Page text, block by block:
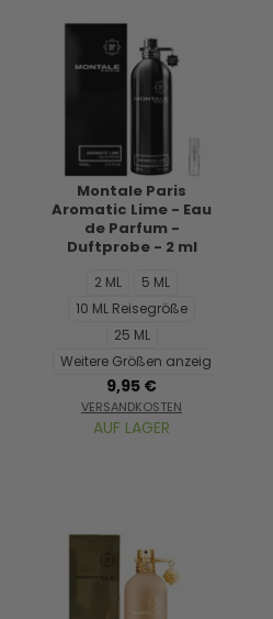
Montale Paris
Aromatic Lime - Eau
de Parfum -
Duftprobe - 2 ml
2 ML
5 ML
10 ML Reisegröße
25 ML
Weitere Größen anzeigen...
9,95 €
VERSANDKOSTEN
AUF LAGER